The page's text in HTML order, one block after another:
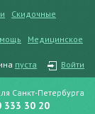
Скидочные
Медицинское
пуста Войти
Санкт-Петербурга
333 30 20